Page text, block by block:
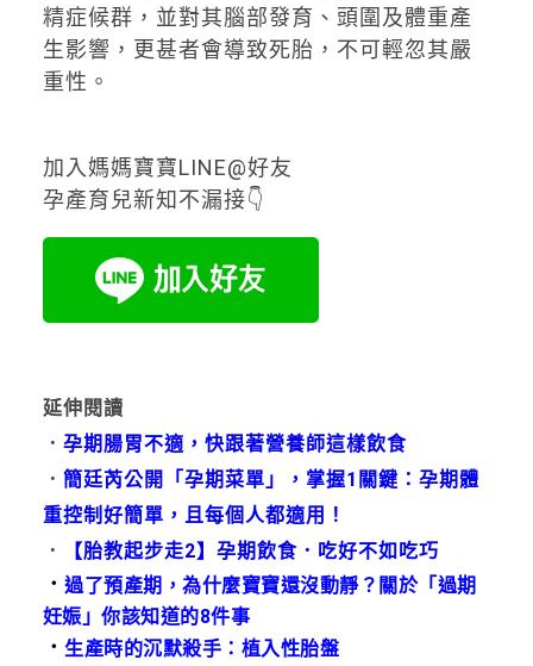
精症候群，並對其腦部發育、頭圍及體重產
生影響，更甚者會導致死胎，不可輕忽其嚴
重性。
加入媽媽寶寶LINE@好友
孕產育兒新知不漏接👇
延伸閱讀
． 孕期腸胃不適，快跟著營養師這樣飲食
． 簡廷芮公開「孕期菜單」，掌握1關鍵：孕期體
重控制好簡單，且每個人都適用！
．
【胎教起步走2】孕期飲食．吃好不如吃巧
．過了預產期，為什麼寶寶還沒動靜？關於「過期
妊娠」你該知道的8件事
．生產時的沉默殺手：植入性胎盤